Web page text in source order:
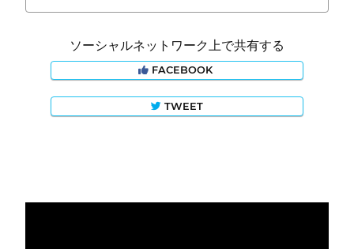
ソーシャルネットワーク上で共有する
FACEBOOK
TWEET